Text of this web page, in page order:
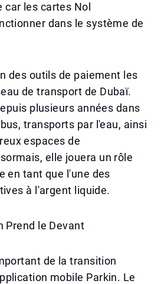
les cartes Nol
dans le système de
des outils de paiement les
de transport de Dubaï.
plusieurs années dans
transports par l'eau, ainsi
espaces de
elle jouera un rôle
en tant que l'une des
à l'argent liquide.
Prend le Devant
de la transition
mobile Parkin. Le